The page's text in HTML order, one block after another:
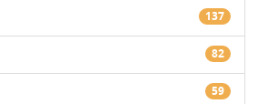
137
82
59